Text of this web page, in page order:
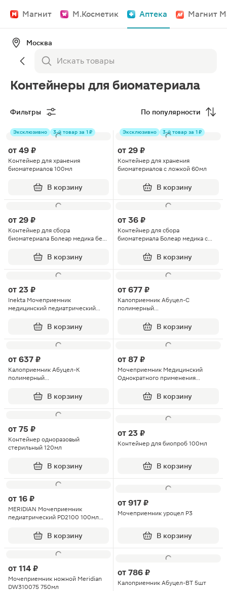
Магнит М.Косметик Аптека Магнит
Москва
Контейнеры для биоматериала
Фильтры По популярности
Эксклюзивно 3-й товар за 1 ₽
от 49 ₽
Контейнер для хранения
биоматериалов 100мл
В корзину
Эксклюзивно 3-й товар за 1 ₽
от 29 ₽
Контейнер для хранения
биоматериалов с ложкой 60мл
В корзину
от 29 ₽
Контейнер для сбора
биоматериала Болеар медика без
В корзину
от 36 ₽
Контейнер для сбора
биоматериала Болеар медика с
В корзину
от 23 ₽
Inekta Мочеприемник
медицинский педиатрический
В корзину
от 677 ₽
Калоприемник Абуцел-С
полимерный
В корзину
от 637 ₽
Калоприемник Абуцел-К
полимерный
В корзину
от 87 ₽
Мочеприемник Медицинский
Однократного применения
В корзину
от 75 ₽
Контейнер одноразовый
стерильный 120мл
В корзину
от 23 ₽
Контейнер для биопроб 100мл
В корзину
от 16 ₽
MERIDIAN Мочеприемник
педиатрический PD2100 100мл
В корзину
от 917 ₽
Мочеприемник уроцел Р3
В корзину
от 114 ₽
Мочеприемник ножной Meridian
DW310075 750мл
от 786 ₽
Калоприемник Абуцел-ВТ 5шт